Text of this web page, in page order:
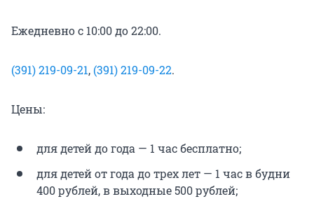
Ежедневно с 10:00 до 22:00.
(391) 219-09-21, (391) 219-09-22.
Цены:
для детей до года — 1 час бесплатно;
для детей от года до трех лет — 1 час в будни
400 рублей, в выходные 500 рублей;